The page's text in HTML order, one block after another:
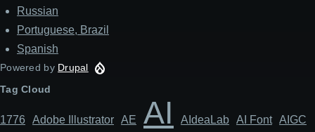
Russian
Portuguese, Brazil
Spanish
Powered by Drupal
Tag Cloud
1776 Adob​​e Illustrator AE AI AIdeaLab AI Font AIGC